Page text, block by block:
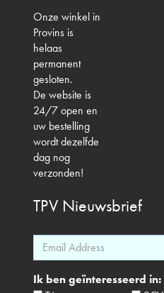
Onze winkel in
Provins is
helaas
permanent
gesloten.
De website is
24/7 open en
uw bestelling
wordt dezelfde
dag nog
verzonden!
TPV Nieuwsbrief
Ik ben geïnteresseerd in: